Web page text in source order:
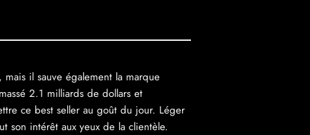
il sauve également la marque
2.1 milliards de dollars et
ce best seller au goût du jour. Léger
son intérêt aux yeux de la clientèle.